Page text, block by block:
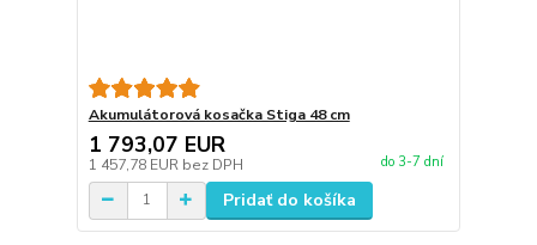
Akumulátorová kosačka Stiga 48 cm
1 793,07 EUR
1 457,78 EUR bez DPH do 3-7 dní
Pridať do košíka